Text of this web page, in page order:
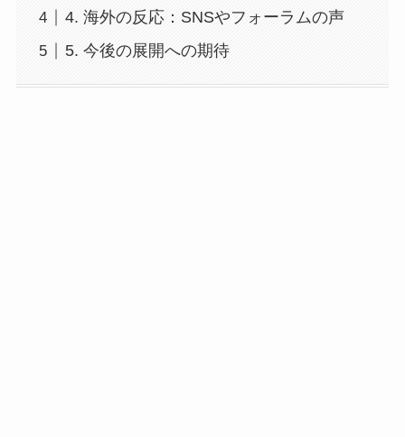
4. 海外の反応：SNSやフォーラムの声
5. 今後の展開への期待